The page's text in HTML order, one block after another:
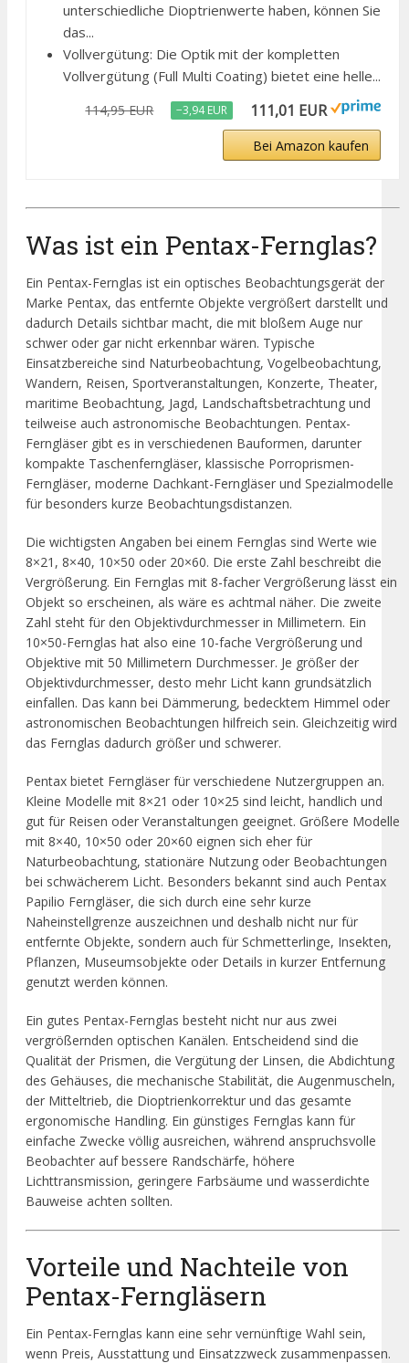
unterschiedliche Dioptrienwerte haben, können Sie
das...
Vollvergütung: Die Optik mit der kompletten
Vollvergütung (Full Multi Coating) bietet eine helle...
114,95 EUR −3,94 EUR 111,01 EUR
Bei Amazon kaufen
Was ist ein Pentax-Fernglas?
Ein Pentax-Fernglas ist ein optisches Beobachtungsgerät der
Marke Pentax, das entfernte Objekte vergrößert darstellt und
dadurch Details sichtbar macht, die mit bloßem Auge nur
schwer oder gar nicht erkennbar wären. Typische
Einsatzbereiche sind Naturbeobachtung, Vogelbeobachtung,
Wandern, Reisen, Sportveranstaltungen, Konzerte, Theater,
maritime Beobachtung, Jagd, Landschaftsbetrachtung und
teilweise auch astronomische Beobachtungen. Pentax-
Ferngläser gibt es in verschiedenen Bauformen, darunter
kompakte Taschenferngläser, klassische Porroprismen-
Ferngläser, moderne Dachkant-Ferngläser und Spezialmodelle
für besonders kurze Beobachtungsdistanzen.
Die wichtigsten Angaben bei einem Fernglas sind Werte wie
8×21, 8×40, 10×50 oder 20×60. Die erste Zahl beschreibt die
Vergrößerung. Ein Fernglas mit 8-facher Vergrößerung lässt ein
Objekt so erscheinen, als wäre es achtmal näher. Die zweite
Zahl steht für den Objektivdurchmesser in Millimetern. Ein
10×50-Fernglas hat also eine 10-fache Vergrößerung und
Objektive mit 50 Millimetern Durchmesser. Je größer der
Objektivdurchmesser, desto mehr Licht kann grundsätzlich
einfallen. Das kann bei Dämmerung, bedecktem Himmel oder
astronomischen Beobachtungen hilfreich sein. Gleichzeitig wird
das Fernglas dadurch größer und schwerer.
Pentax bietet Ferngläser für verschiedene Nutzergruppen an.
Kleine Modelle mit 8×21 oder 10×25 sind leicht, handlich und
gut für Reisen oder Veranstaltungen geeignet. Größere Modelle
mit 8×40, 10×50 oder 20×60 eignen sich eher für
Naturbeobachtung, stationäre Nutzung oder Beobachtungen
bei schwächerem Licht. Besonders bekannt sind auch Pentax
Papilio Ferngläser, die sich durch eine sehr kurze
Naheinstellgrenze auszeichnen und deshalb nicht nur für
entfernte Objekte, sondern auch für Schmetterlinge, Insekten,
Pflanzen, Museumsobjekte oder Details in kurzer Entfernung
genutzt werden können.
Ein gutes Pentax-Fernglas besteht nicht nur aus zwei
vergrößernden optischen Kanälen. Entscheidend sind die
Qualität der Prismen, die Vergütung der Linsen, die Abdichtung
des Gehäuses, die mechanische Stabilität, die Augenmuscheln,
der Mitteltrieb, die Dioptrienkorrektur und das gesamte
ergonomische Handling. Ein günstiges Fernglas kann für
einfache Zwecke völlig ausreichen, während anspruchsvolle
Beobachter auf bessere Randschärfe, höhere
Lichttransmission, geringere Farbsäume und wasserdichte
Bauweise achten sollten.
Vorteile und Nachteile von
Pentax-Ferngläsern
Ein Pentax-Fernglas kann eine sehr vernünftige Wahl sein,
wenn Preis, Ausstattung und Einsatzzweck zusammenpassen.